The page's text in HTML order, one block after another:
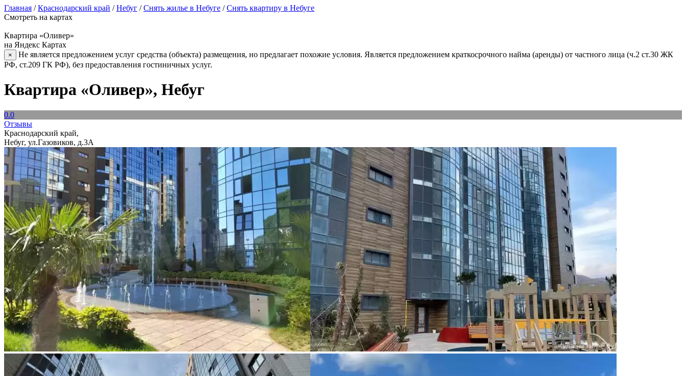
Главная /Краснодарский край /Небуг /Снять жилье в Небуге /Снять квартиру в Небуге
Смотреть на картах
Квартира «Оливер»
на Яндекс Картах
×
Не является предложением услуг средства (объекта) размещения, но предлагает похожие условия. Является предложением краткосрочного найма (аренды) от частного лица (ч.2 ст.30 ЖК
РФ, ст.209 ГК РФ), без предоставления гостиничных услуг.
Квартира «Оливер», Небуг
0.0
Отзывы
Краснодарский край,
Небуг, ул.Газовиков, д.3А